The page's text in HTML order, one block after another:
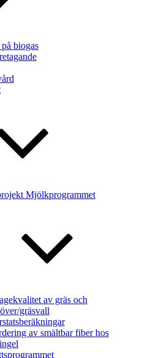
biogas
Mjölkprogrammet
av gräs och
gräsvall
av smältbar fiber hos